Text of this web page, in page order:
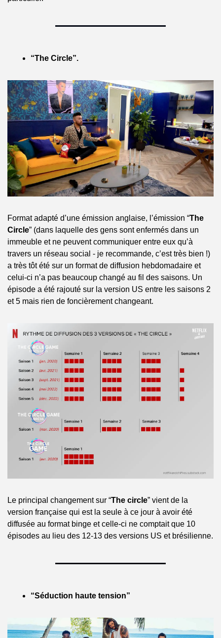
“The Circle”.
Format adapté d’une émission anglaise, l’émission “The
Circle” (dans laquelle des gens sont enfermés dans un
immeuble et ne peuvent communiquer entre eux qu’à
travers un réseau social - je recommande, c’est très bien !)
a très tôt été sur un format de diffusion hebdomadaire et
celui-ci n’a pas beaucoup changé au fil des saisons. Un
épisode a été rajouté sur la version US entre les saisons 2
et 5 mais rien de foncièrement changeant.
Le principal changement sur “The circle” vient de la
version française qui est la seule à ce jour à avoir été
diffusée au format binge et celle-ci ne comptait que 10
épisodes au lieu des 12-13 des versions US et brésilienne.
“Séduction haute tension”